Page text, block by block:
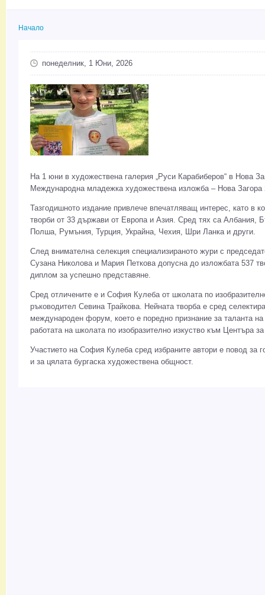
Начало
понеделник, 1 Юни, 2026
На 1 юни в художествена галерия „Руси Карабиберов“ в Нова
Международна младежка художествена изложба – Нова Загора
Тазгодишното издание привлече впечатляващ интерес, като в
творби от 33 държави от Европа и Азия. Сред тях са Албания,
Полша, Румъния, Турция, Украйна, Чехия, Шри Ланка и други.
След внимателна селекция специализираното жури с
Сузана Николова и Мария Петкова допусна до изложбата 537
диплом за успешно представяне.
Сред отличените е и София Кулеба от школата по
ръководител Севина Трайкова. Нейната творба е сред
международен форум, което е поредно признание за таланта
работата на школата по изобразително изкуство към Центъра
Участието на София Кулеба сред избраните автори е повод за
и за цялата бургаска художествена общност.